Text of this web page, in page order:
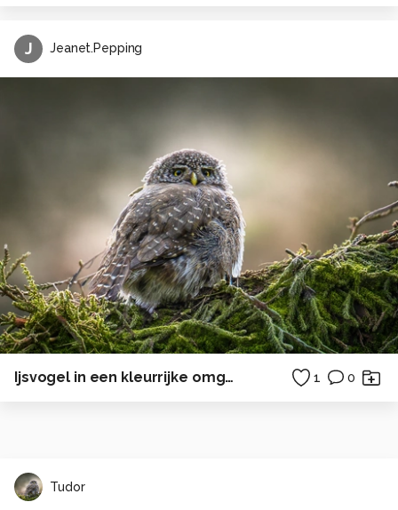
J Jeanet.Pepping
Ijsvogel in een kleurrijke omgeving. 1 0
Tudor